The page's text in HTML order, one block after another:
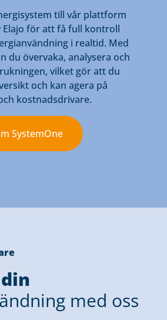
till vår plattform
Elajo för att få full kontroll
i realtid. Med
du övervaka, analysera och
vilket gör att du
och kan agera på
kostnadsdrivare.
SystemOne
din
med oss